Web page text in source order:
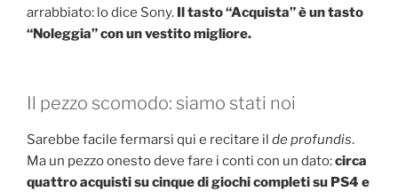
arrabbiato: lo dice Sony. Il tasto “Acquista” è un tasto
“Noleggia” con un vestito migliore.
Il pezzo scomodo: siamo stati noi
Sarebbe facile fermarsi qui e recitare il de profundis.
Ma un pezzo onesto deve fare i conti con un dato:circa
quattro acquisti su cinque di giochi completi su PS4 e